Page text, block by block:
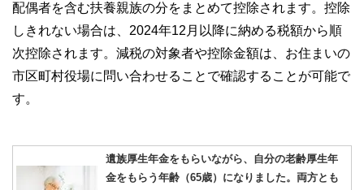
配偶者を含む扶養親族の分をまとめて控除されます。控除
しきれない場合は、2024年12月以降に納める税額から順
次控除されます。減税の対象者や控除金額は、お住まいの
市区町村役場に問い合わせることで確認することが可能で
す。
遺族厚生年金をもらいながら、自分の老齢厚生年
金をもらう年齢（65歳）になりました。両方とも